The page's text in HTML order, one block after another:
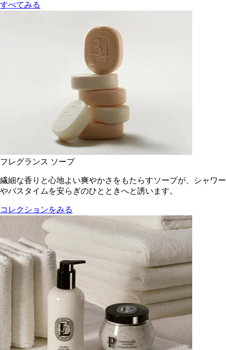
すべてみる
フレグランス ソープ
繊細な香りと心地よい爽やかさをもたらすソープが、シャワー
やバスタイムを安らぎのひとときへと誘います。
コレクションをみる